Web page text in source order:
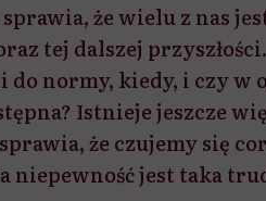
że wielu z nas
tej dalszej
do normy, kiedy, i czy w
Istnieje jeszcze
że czujemy się
niepewność jest taka